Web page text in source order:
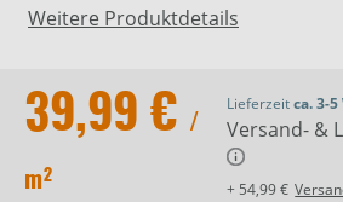
Weitere Produktdetails
39,99 € /
m²
Lieferzeitca. 3-
Versand- &
+ 54,99 €